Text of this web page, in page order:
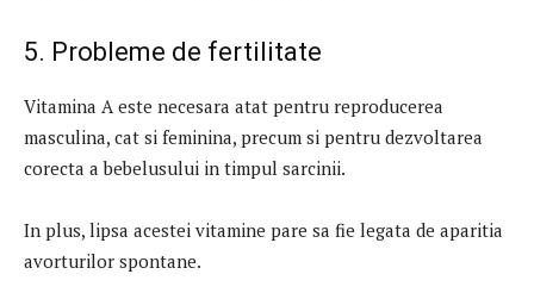
5. Probleme de fertilitate
Vitamina A este necesara atat pentru reproducerea
masculina, cat si feminina, precum si pentru dezvoltarea
corecta a bebelusului in timpul sarcinii.
In plus, lipsa acestei vitamine pare sa fie legata de aparitia
avorturilor spontane.